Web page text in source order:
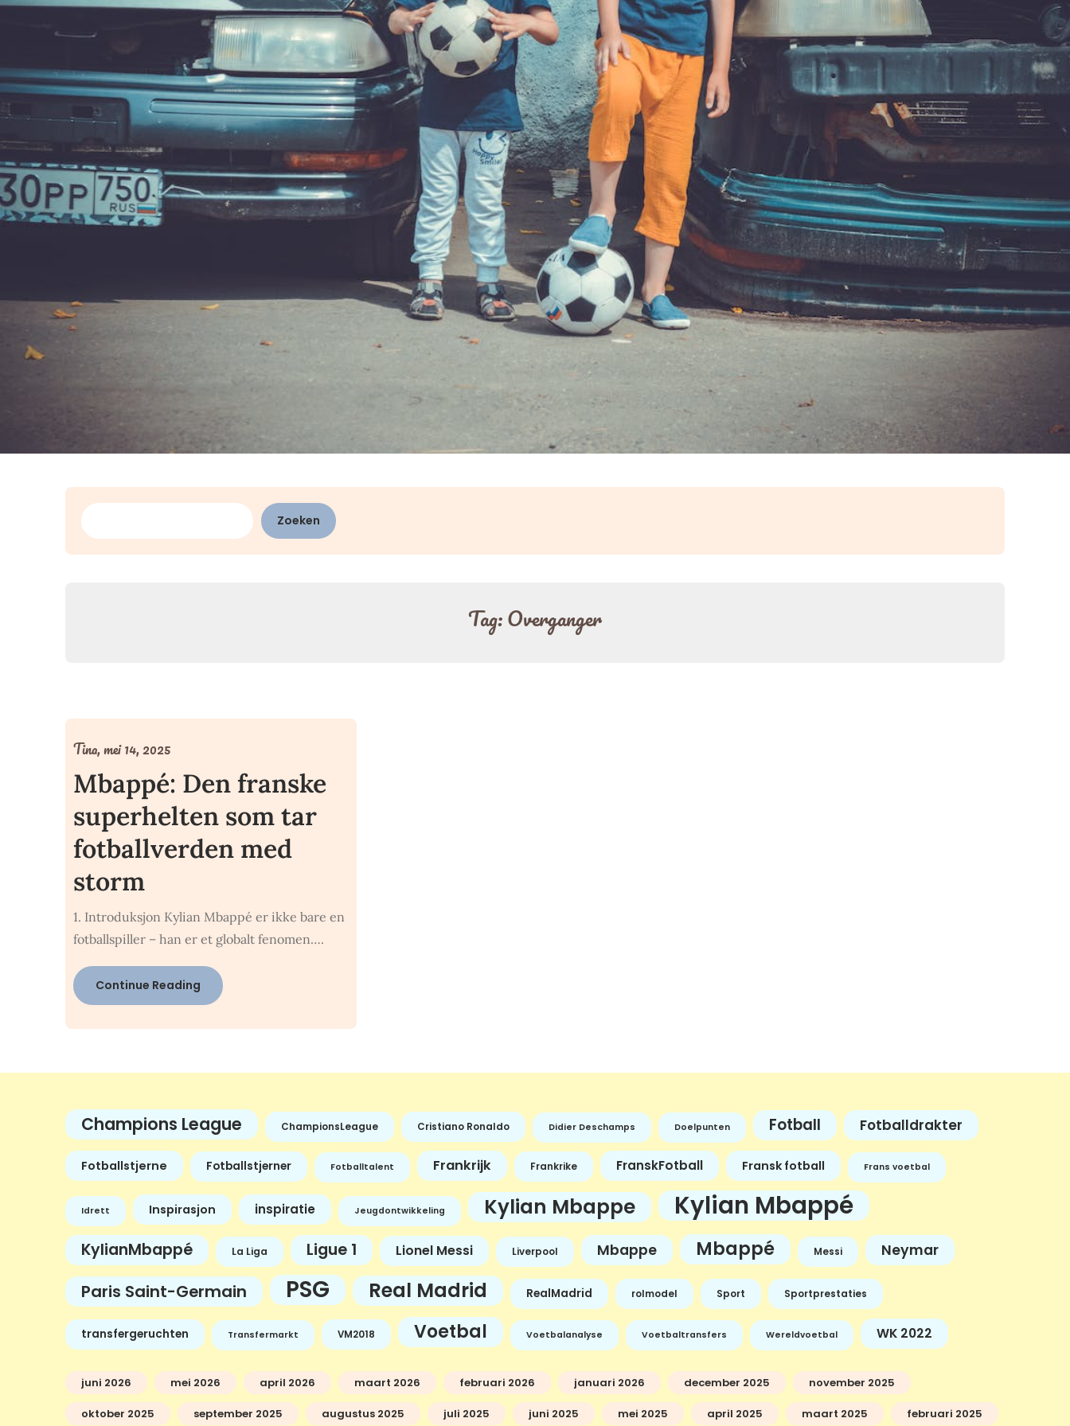
Zoeken
Zoeken
Tag:Overganger
Mbappé: Den franske
superhelten som tar
fotballverden med
storm
Tina,mei 14, 2025
1. Introduksjon Kylian Mbappé er ikke bare en
fotballspiller – han er et globalt fenomen….
Continue Reading
Champions League ChampionsLeague Cristiano Ronaldo Didier Deschamps Doelpunten Fotball Fotballdrakter
Fotballstjerne Fotballstjerner Fotballtalent Frankrijk Frankrike FranskFotball Fransk fotball Frans voetbal
Idrett Inspirasjon inspiratie Jeugdontwikkeling Kylian Mbappe Kylian Mbappé
KylianMbappé La Liga Ligue 1 Lionel Messi Liverpool Mbappe Mbappé Messi Neymar
Paris Saint-Germain PSG Real Madrid RealMadrid rolmodel Sport Sportprestaties
transfergeruchten Transfermarkt VM2018 Voetbal Voetbalanalyse Voetbaltransfers Wereldvoetbal WK 2022
juni 2026 mei 2026 april 2026 maart 2026 februari 2026 januari 2026 december 2025 november 2025
oktober 2025 september 2025 augustus 2025 juli 2025 juni 2025 mei 2025 april 2025 maart 2025 februari 2025